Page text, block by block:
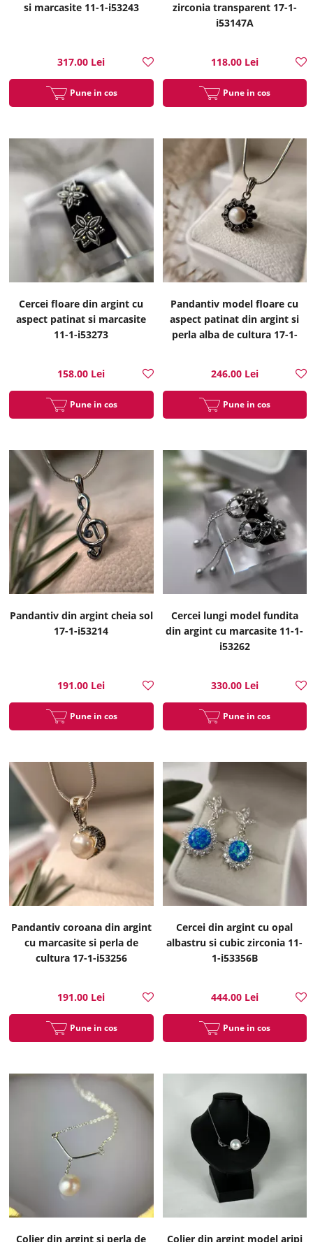
si marcasite 11-1-i53243
317.00 Lei
Pune in cos
zirconia transparent 17-1-
i53147A
118.00 Lei
Pune in cos
Cercei floare din argint cu
aspect patinat si marcasite
11-1-i53273
158.00 Lei
Pune in cos
Pandantiv model floare cu
aspect patinat din argint si
perla alba de cultura 17-1-
246.00 Lei
Pune in cos
Pandantiv din argint cheia sol
17-1-i53214
191.00 Lei
Pune in cos
Cercei lungi model fundita
din argint cu marcasite 11-1-
i53262
330.00 Lei
Pune in cos
Pandantiv coroana din argint
cu marcasite si perla de
cultura 17-1-i53256
191.00 Lei
Pune in cos
Cercei din argint cu opal
albastru si cubic zirconia 11-
1-i53356B
444.00 Lei
Pune in cos
Colier din argint si perla de Colier din argint model aripi